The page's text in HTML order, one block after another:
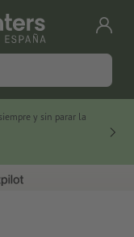
y sin parar la